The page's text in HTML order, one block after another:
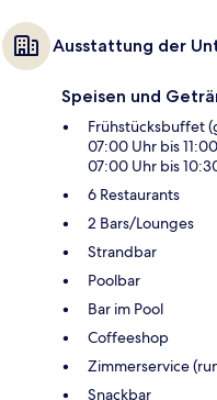
Ausstattung der
Speisen und
Frühstücksbuffet
07:00 Uhr bis
07:00 Uhr bis
6 Restaurants
2 Bars/Lounges
Strandbar
Poolbar
Bar im Pool
Coffeeshop
Zimmerservice
Snackbar